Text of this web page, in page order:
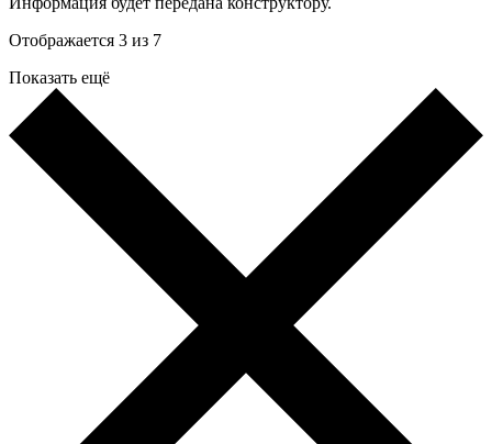
Отображается 3 из 7
Показать ещё